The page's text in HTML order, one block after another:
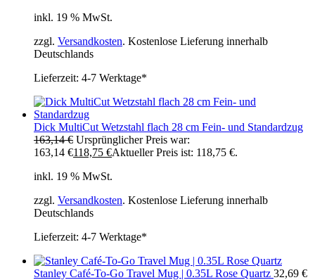
inkl. 19 % MwSt.
zzgl. Versandkosten. Kostenlose Lieferung innerhalb
Deutschlands
Lieferzeit: 4-7 Werktage*
Dick MultiCut Wetzstahl flach 28 cm Fein- und Standardzug
163,14€ Ursprünglicher Preis war:
163,14 €118,75 €Aktueller Preis ist: 118,75 €.
inkl. 19 % MwSt.
zzgl. Versandkosten. Kostenlose Lieferung innerhalb
Deutschlands
Lieferzeit: 4-7 Werktage*
Stanley Café-To-Go Travel Mug | 0.35L Rose Quartz 32,69 €